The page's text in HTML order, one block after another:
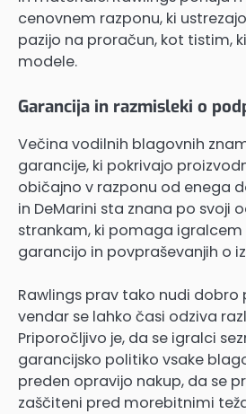
cenovnem razponu, ki
pazijo na proračun, kot tistim,
modele.
Garancija in razmisleki o
Večina vodilnih blagovnih
garancije, ki pokrivajo
običajno v razponu od enega
in DeMarini sta znana po svoji
strankam, ki pomaga igralcem
garancijo in povpraševanjih o
Rawlings prav tako nudi
vendar se lahko časi odziva
Priporočljivo je, da se igralci
garancijsko politiko vsake
preden opravijo nakup, da se
zaščiteni pred morebitnimi